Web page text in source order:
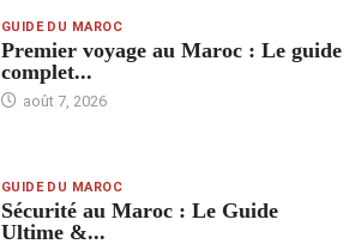
GUIDE DU MAROC
Premier voyage au Maroc : Le guide
complet...
août 7, 2026
GUIDE DU MAROC
Sécurité au Maroc : Le Guide
Ultime &...